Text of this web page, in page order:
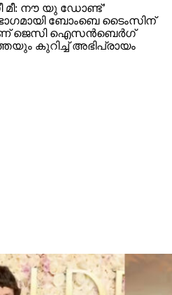
മീ: നൗ യു ഡോണ്ട്’
ബോംബെ ടൈംസിന്
ജെസി ഐസന്‍ബെര്‍ഗ്
കുറിച്ച് അഭിപ്രായം